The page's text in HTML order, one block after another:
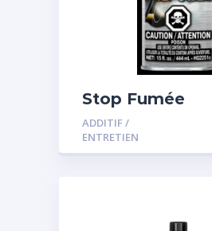
Stop Fumée
ADDITIF /
ENTRETIEN